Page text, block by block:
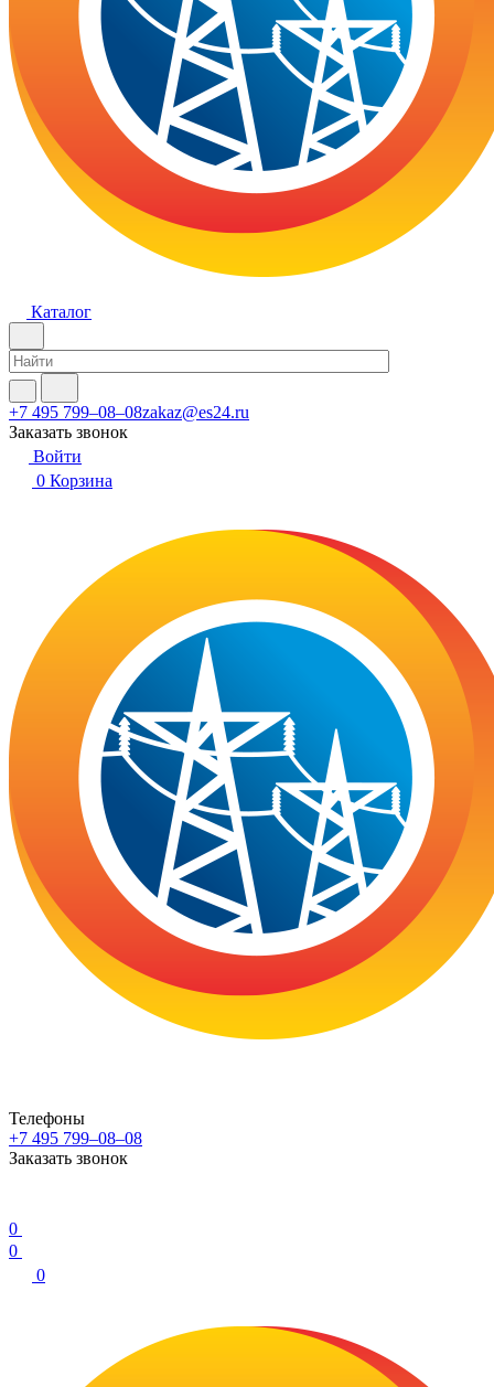
Каталог
+7 495 799–08–08zakaz@es24.ru
Заказать звонок
Войти
0 Корзина
Телефоны
+7 495 799–08–08
Заказать звонок
0
0
0